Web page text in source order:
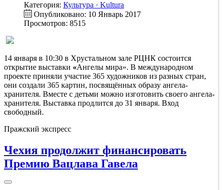
Категория: Культура · Kultura
Опубликовано: 10 Январь 2017
Просмотров: 8515
14 января в 10:30 в Хрустальном зале РЦНК состоится
открытие выставки «Ангелы мира». В международном
проекте приняли участие 365 художников из разных стран,
они создали 365 картин, посвящённых образу ангела-
хранителя. Вместе с детьми можно изготовить своего ангела-
хранителя. Выставка продлится до 31 января. Вход
свободный.
Пражский экспресс
Чехия продолжит финансировать
Премию Вацлава Гавела